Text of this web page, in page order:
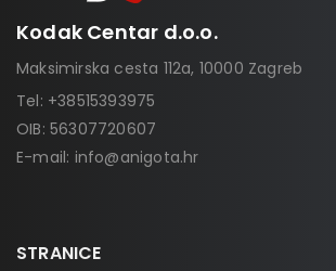
Kodak Centar d.o.o.
Maksimirska cesta 112a, 10000 Zagreb
Tel: +38515393975
OIB: 56307720607
E-mail: info@anigota.hr
STRANICE